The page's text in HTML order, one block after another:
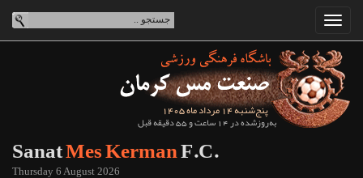
پنج‌شنبه 14 مرداد ماه 1405
به‌روزشده در 14 ساعت و 55 دقیقه قبل
SanatMes KermanF.C.
Thursday 6 August 2026